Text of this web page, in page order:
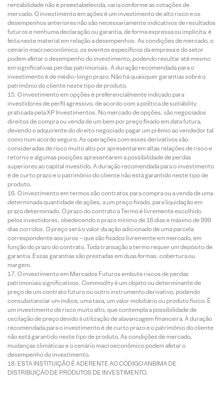
rentabilidade não é preestabelecida, varia conforme as cotações de
mercado. O investimento em ações é um investimento de alto risco e os
desempenhos anteriores não são necessariamente indicativos de resultados
futuros e nenhuma declaração ou garantia, de forma expressa ou implícita, é
feita neste material em relação a desempenhos. As condições de mercado, o
cenário macroeconômico, os eventos específicos da empresa e do setor
podem afetar o desempenho do investimento, podendo resultar até mesmo
em significativas perdas patrimoniais. A duração recomendada para o
investimento é de médio-longo prazo. Não há quaisquer garantias sobre o
patrimônio do cliente neste tipo de produto.
O investimento em opções é preferencialmente indicado para
investidores de perfil agressivo, de acordo com a política de suitability
praticada pela XP Investimentos. No mercado de opções, são negociados
direitos de compra ou venda de um bem por preço fixado em data futura,
devendo o adquirente do direito negociado pagar um prêmio ao vendedor tal
como num acordo seguro. As operações com esses derivativos são
consideradas de risco muito alto por apresentarem altas relações de risco e
retorno e algumas posições apresentarem a possibilidade de perdas
superiores ao capital investido. A duração recomendada para o investimento
é de curto prazo e o patrimônio do cliente não está garantido neste tipo de
produto.
O investimento em termos são contratos para compra ou a venda de uma
determinada quantidade de ações, a um preço fixado, para liquidação em
prazo determinado. O prazo do contrato a Termo é livremente escolhido
pelos investidores, obedecendo o prazo mínimo de 16 dias e máximo de 999
dias corridos. O preço será o valor da ação adicionado de uma parcela
correspondente aos juros – que são fixados livremente em mercado, em
função do prazo do contrato. Toda transação a termo requer um depósito de
garantia. Essas garantias são prestadas em duas formas: cobertura ou
margem.
O investimento em Mercados Futuros embute riscos de perdas
patrimoniais significativos. Commodity é um objeto ou determinante de
preço de um contrato futuro ou outro instrumento derivativo, podendo
consubstanciar um índice, uma taxa, um valor mobiliário ou produto físico. É
um investimento de risco muito alto, que contempla a possibilidade de
oscilação de preço devido à utilização de alavancagem financeira. A duração
recomendada para o investimento é de curto prazo e o patrimônio do cliente
não está garantido neste tipo de produto. As condições de mercado,
mudanças climáticas e o cenário macroeconômico podem afetar o
desempenho do investimento.
ESTA INSTITUIÇÃO É ADERENTE AO CÓDIGO ANBIMA DE
DISTRIBUIÇÃO DE PRODUTOS DE INVESTIMENTO.